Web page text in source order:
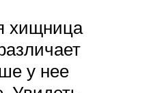
хищница
у нее